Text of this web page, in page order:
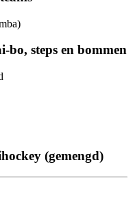
bo, steps en bommen
(gemengd)